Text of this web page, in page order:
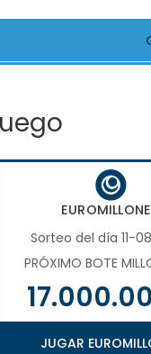
Sorteo del día 11-
PRÓXIMO BOTE
JUGAR